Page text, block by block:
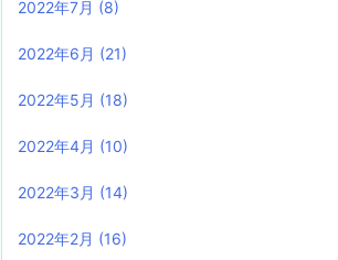
2022年7月 (8)
2022年6月 (21)
2022年5月 (18)
2022年4月 (10)
2022年3月 (14)
2022年2月 (16)